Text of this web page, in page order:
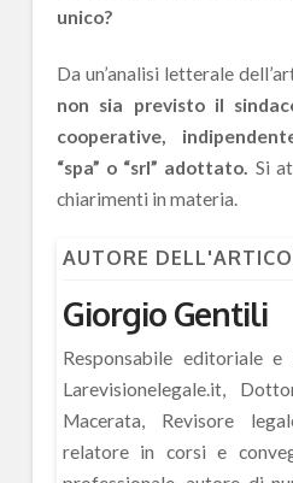
unico?
Da un’analisi letterale
non sia previsto il
cooperative,
“spa” o “srl” adottato. Si
chiarimenti in materia.
AUTORE
Giorgio Gentili
Responsabile editoriale
Larevisionelegale.it,
Macerata, Revisore
relatore in corsi e